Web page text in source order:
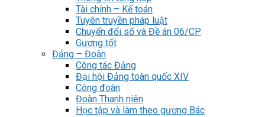
Tài chính – Kế toán
Tuyên truyền pháp luật
Chuyển đổi số và Đề án 06/CP
Gương tốt
Đảng – Đoàn
Công tác Đảng
Đại hội Đảng toàn quốc XIV
Công đoàn
Đoàn Thanh niên
Học tập và làm theo gương Bác